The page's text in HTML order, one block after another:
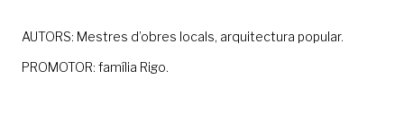
AUTORS: Mestres d’obres locals, arquitectura popular.
PROMOTOR: família Rigo.